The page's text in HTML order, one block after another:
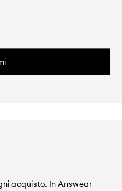
acquisto. In Answear